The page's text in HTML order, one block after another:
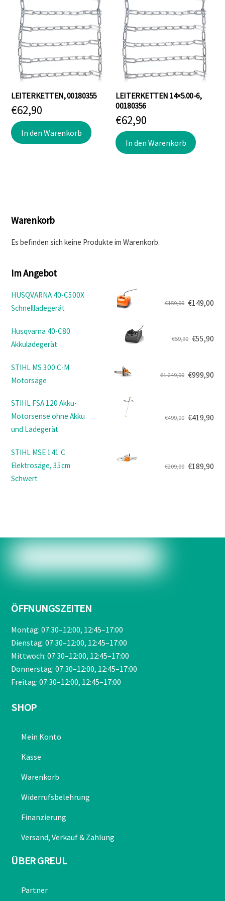
LEITERKETTEN, 00180355
€62,90
In den Warenkorb
LEITERKETTEN 14×5.00-6,
00180356
€62,90
In den Warenkorb
Warenkorb
Es befinden sich keine Produkte im Warenkorb.
Im Angebot
HUSQVARNA 40-C500X
Schnellladegerät
€159,00
Ursprünglicher
war:
€159,00
€149,00
Aktueller
ist:
€149,00.
Husqvarna 40-C80
Akkuladegerät
€59,90
Ursprünglicher
war:
€59,90
€55,90
Aktueller
ist:
€55,90.
STIHL MS 300 C-M
Motorsäge
€1.249,00
Ursprünglicher
war:
€1.249,00
€999,90
Aktueller
ist:
€999,90.
STIHL FSA 120 Akku-
Motorsense ohne Akku
und Ladegerät
€499,00
war:
€499,00
€419,90
ist:
€419,90.
STIHL MSE 141 C
Elektrosäge, 35cm
Schwert
€209,00
Ursprünglicher
€189,90
ÖFFNUNGSZEITEN
Montag: 07:30–12:00, 12:45–17:00
Dienstag: 07:30–12:00, 12:45–17:00
Mittwoch: 07:30–12:00, 12:45–17:00
Donnerstag: 07:30–12:00, 12:45–17:00
Freitag: 07:30–12:00, 12:45–17:00
SHOP
Mein Konto
Kasse
Warenkorb
Widerrufsbelehrung
Finanzierung
Versand, Verkauf & Zahlung
ÜBER GREUL
Partner